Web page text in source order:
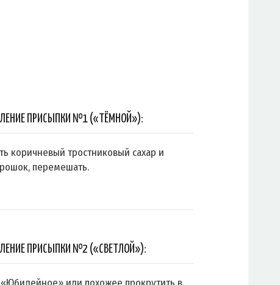
ПРИСЫПКИ №1 («ТЁМНОЙ»):
коричневый тростниковый сахар и
перемешать.
ПРИСЫПКИ №2 («СВЕТЛОЙ»):